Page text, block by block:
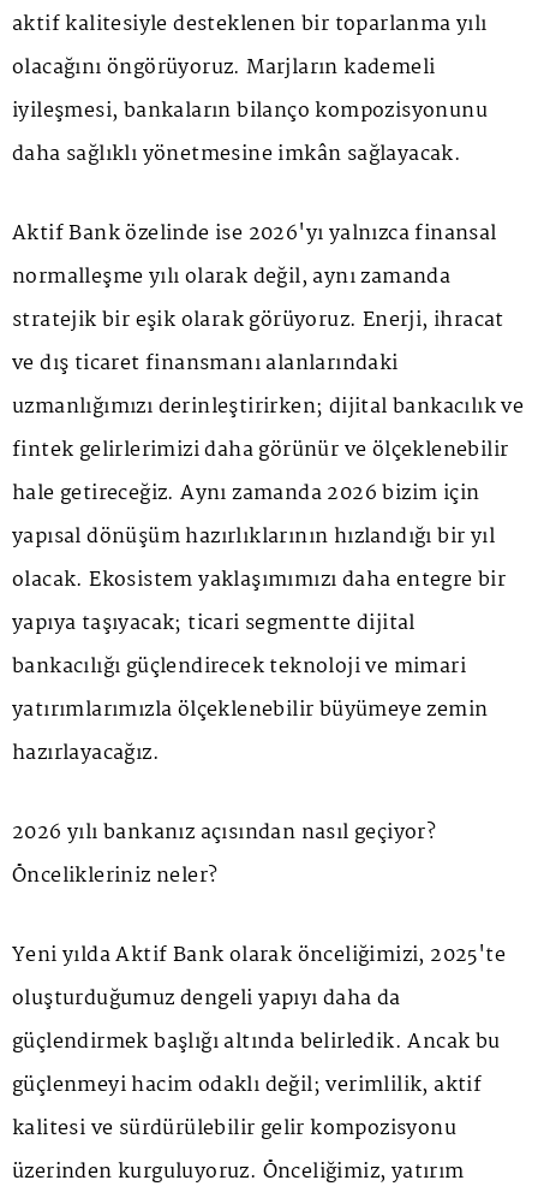
aktif kalitesiyle desteklenen bir toparlanma yılı
olacağını öngörüyoruz. Marjların kademeli
iyileşmesi, bankaların bilanço kompozisyonunu
daha sağlıklı yönetmesine imkân sağlayacak.
Aktif Bank özelinde ise 2026'yı yalnızca finansal
normalleşme yılı olarak değil, aynı zamanda
stratejik bir eşik olarak görüyoruz. Enerji, ihracat
ve dış ticaret finansmanı alanlarındaki
uzmanlığımızı derinleştirirken; dijital bankacılık ve
fintek gelirlerimizi daha görünür ve ölçeklenebilir
hale getireceğiz. Aynı zamanda 2026 bizim için
yapısal dönüşüm hazırlıklarının hızlandığı bir yıl
olacak. Ekosistem yaklaşımımızı daha entegre bir
yapıya taşıyacak; ticari segmentte dijital
bankacılığı güçlendirecek teknoloji ve mimari
yatırımlarımızla ölçeklenebilir büyümeye zemin
hazırlayacağız.
2026 yılı bankanız açısından nasıl geçiyor?
Öncelikleriniz neler?
Yeni yılda Aktif Bank olarak önceliğimizi, 2025'te
oluşturduğumuz dengeli yapıyı daha da
güçlendirmek başlığı altında belirledik. Ancak bu
güçlenmeyi hacim odaklı değil; verimlilik, aktif
kalitesi ve sürdürülebilir gelir kompozisyonu
üzerinden kurguluyoruz. Önceliğimiz, yatırım